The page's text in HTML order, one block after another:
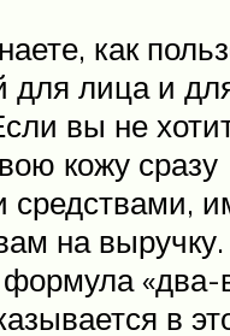
как
для лица и
вы не
кожу сразу
средствами,
на выручку.
«два-
в